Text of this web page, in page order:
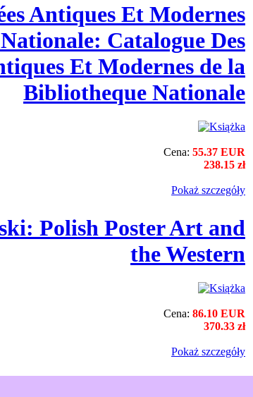
Antiques Et Modernes
Catalogue Des
Et Modernes de la
Bibliotheque Nationale
Cena: 55.37 EUR
238.15 zł
Pokaż szczegόły
Polish Poster Art and
the Western
Cena: 86.10 EUR
370.33 zł
Pokaż szczegόły